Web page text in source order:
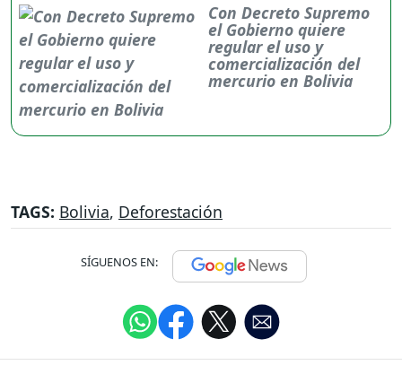
Con Decreto Supremo
el Gobierno quiere
regular el uso y
comercialización del
mercurio en Bolivia
TAGS: Bolivia, Deforestación
SÍGUENOS EN: